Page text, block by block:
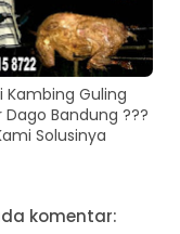
Kambing Guling
Dago Bandung ???
Solusinya
komentar: